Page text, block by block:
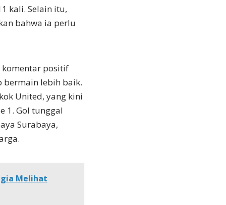
kali. Selain itu,
bahwa ia perlu
komentar positif
bermain lebih baik.
United, yang kini
1. Gol tunggal
Surabaya,
Melihat